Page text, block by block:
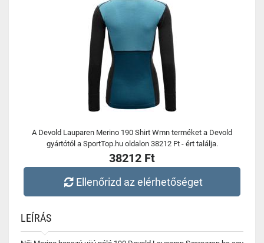
A Devold Lauparen Merino 190 Shirt Wmn terméket a Devold
gyártótól a SportTop.hu oldalon 38212 Ft - ért találja.
38212 Ft
Ellenőrizd az elérhetőséget
LEÍRÁS